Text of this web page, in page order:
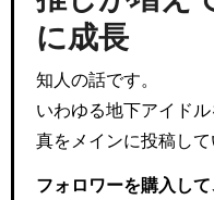
に成長
知人の話です。
いわゆる地下アイド
真をメインに投稿して
フォロワーを購入し